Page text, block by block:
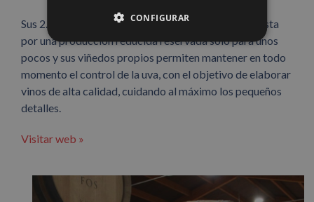
Sus 2.000 m2 le confieren la exclusividad de la apuesta
por una producción reducida reservada sólo para unos
pocos y sus viñedos propios permiten mantener en todo
momento el control de la uva, con el objetivo de elaborar
vinos de alta calidad, cuidando al máximo los pequeños
detalles.
Visitar web »
CONFIGURAR